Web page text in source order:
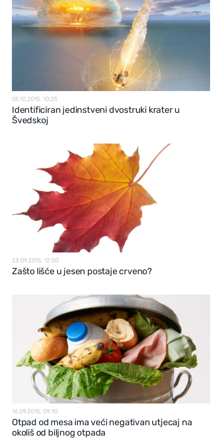
05.10.2015, 10:25
Identificiran jedinstveni dvostruki krater u
Švedskoj
23.09.2015, 12:50
Zašto lišće u jesen postaje crveno?
16.09.2015, 09:10
Otpad od mesa ima veći negativan utjecaj na
okoliš od biljnog otpada